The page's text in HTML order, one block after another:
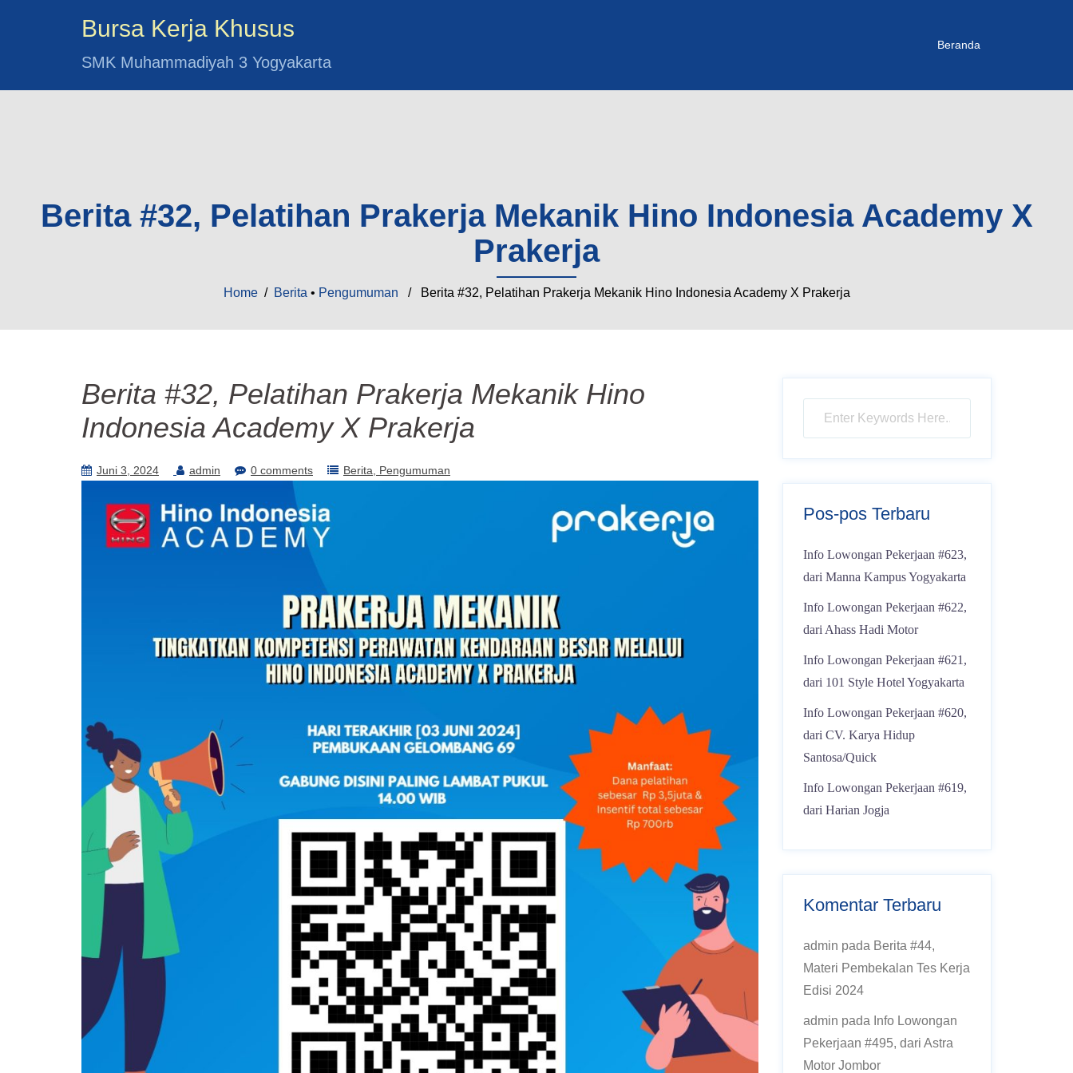
Bursa Kerja Khusus
SMK Muhammadiyah 3 Yogyakarta
Beranda
Berita #32, Pelatihan Prakerja Mekanik Hino Indonesia Academy X
Prakerja
Home/ Berita • Pengumuman / Berita #32, Pelatihan Prakerja Mekanik Hino Indonesia Academy X Prakerja
Berita #32, Pelatihan Prakerja Mekanik Hino
Indonesia Academy X Prakerja
Juni 3, 2024 admin 0 comments Berita Pengumuman
Pos-pos Terbaru
Info Lowongan Pekerjaan #623,
dari Manna Kampus Yogyakarta
Info Lowongan Pekerjaan #622,
dari Ahass Hadi Motor
Info Lowongan Pekerjaan #621,
dari 101 Style Hotel Yogyakarta
Info Lowongan Pekerjaan #620,
dari CV. Karya Hidup
Santosa/Quick
Info Lowongan Pekerjaan #619,
dari Harian Jogja
Komentar Terbaru
admin pada Berita #44,
Materi Pembekalan Tes Kerja
Edisi 2024
admin pada Info Lowongan
Pekerjaan #495, dari Astra
Motor Jombor